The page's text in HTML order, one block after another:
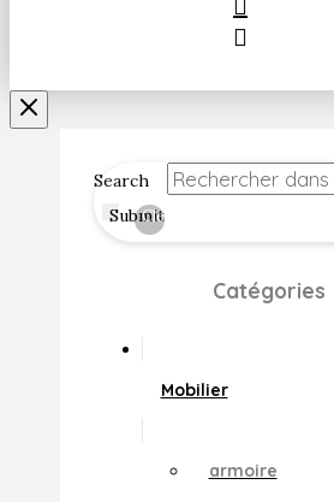
Search
Submit
Clear
Catégories
Mobilier
armoire